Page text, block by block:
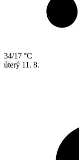
34/17 °C
úterý 11. 8.